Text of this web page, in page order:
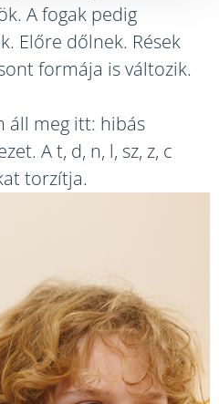
A fogak pedig
Előre dőlnek. Rések
formája is változik.
áll meg itt: hibás
A t, d, n, l, sz, z, c
torzítja.